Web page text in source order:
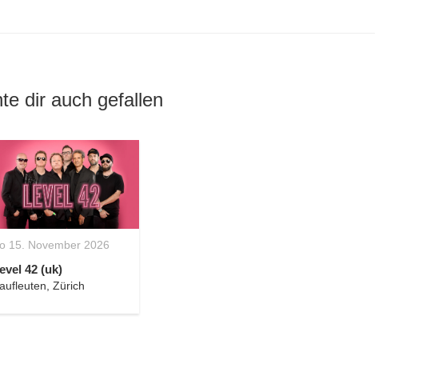
dir auch gefallen
15. November 2026
42 (uk)
Zürich